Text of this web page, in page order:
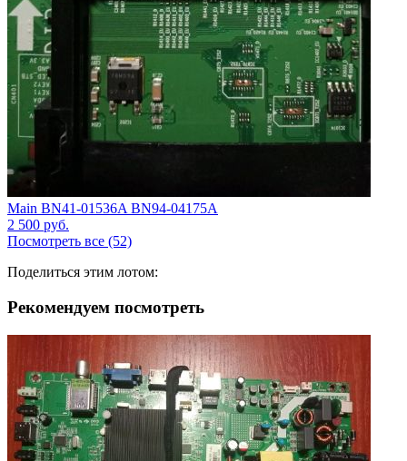
Main BN41-01536A BN94-04175A
2 500 руб.
Посмотреть все (52)
Поделиться этим лотом:
Рекомендуем посмотреть